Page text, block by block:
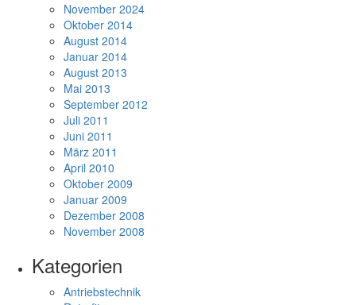
November 2024
Oktober 2014
August 2014
Januar 2014
August 2013
Mai 2013
September 2012
Juli 2011
Juni 2011
März 2011
April 2010
Oktober 2009
Januar 2009
Dezember 2008
November 2008
Kategorien
Antriebstechnik